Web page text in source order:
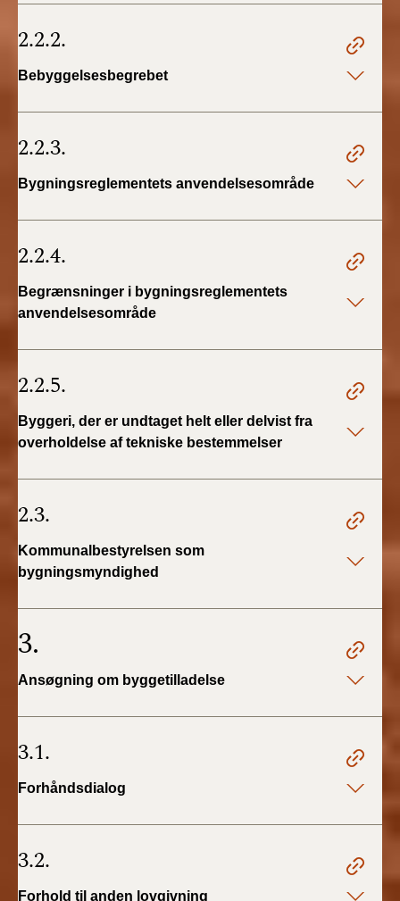
2010)
2.2.2.
Bebyggelsesbegrebet
2.2.3.
Bygningsreglementets anvendelsesområde
2.2.4.
Begrænsninger i bygningsreglementets
anvendelsesområde
2.2.5.
Byggeri, der er undtaget helt eller delvist fra
overholdelse af tekniske bestemmelser
2.3.
Kommunalbestyrelsen som
bygningsmyndighed
3.
Ansøgning om byggetilladelse
3.1.
Forhåndsdialog
3.2.
Forhold til anden lovgivning